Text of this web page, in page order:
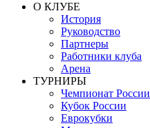
О КЛУБЕ
История
Руководство
Партнеры
Работники клуба
Арена
ТУРНИРЫ
Чемпионат России
Кубок России
Еврокубки